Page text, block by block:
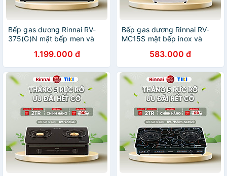
Bếp gas dương Rinnai RV-
375(G)N mặt bếp men và
1.199.000 đ
Bếp gas dương Rinnai RV-
MC15S mặt bếp inox và
583.000 đ